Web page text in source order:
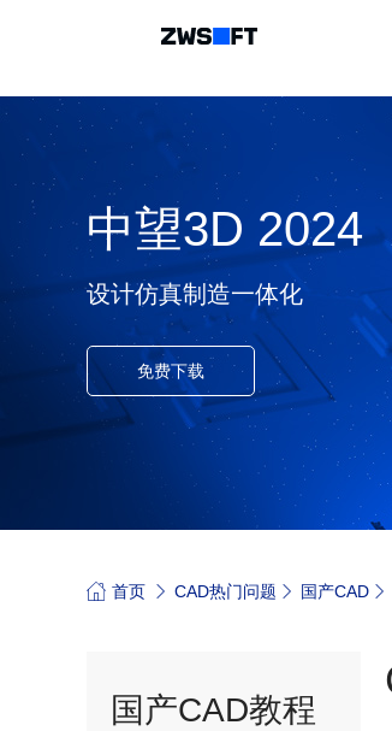
中望3D 2024
设计仿真制造一体化
免费下载
首页 CAD热门问题 国产CAD
国产CAD教程